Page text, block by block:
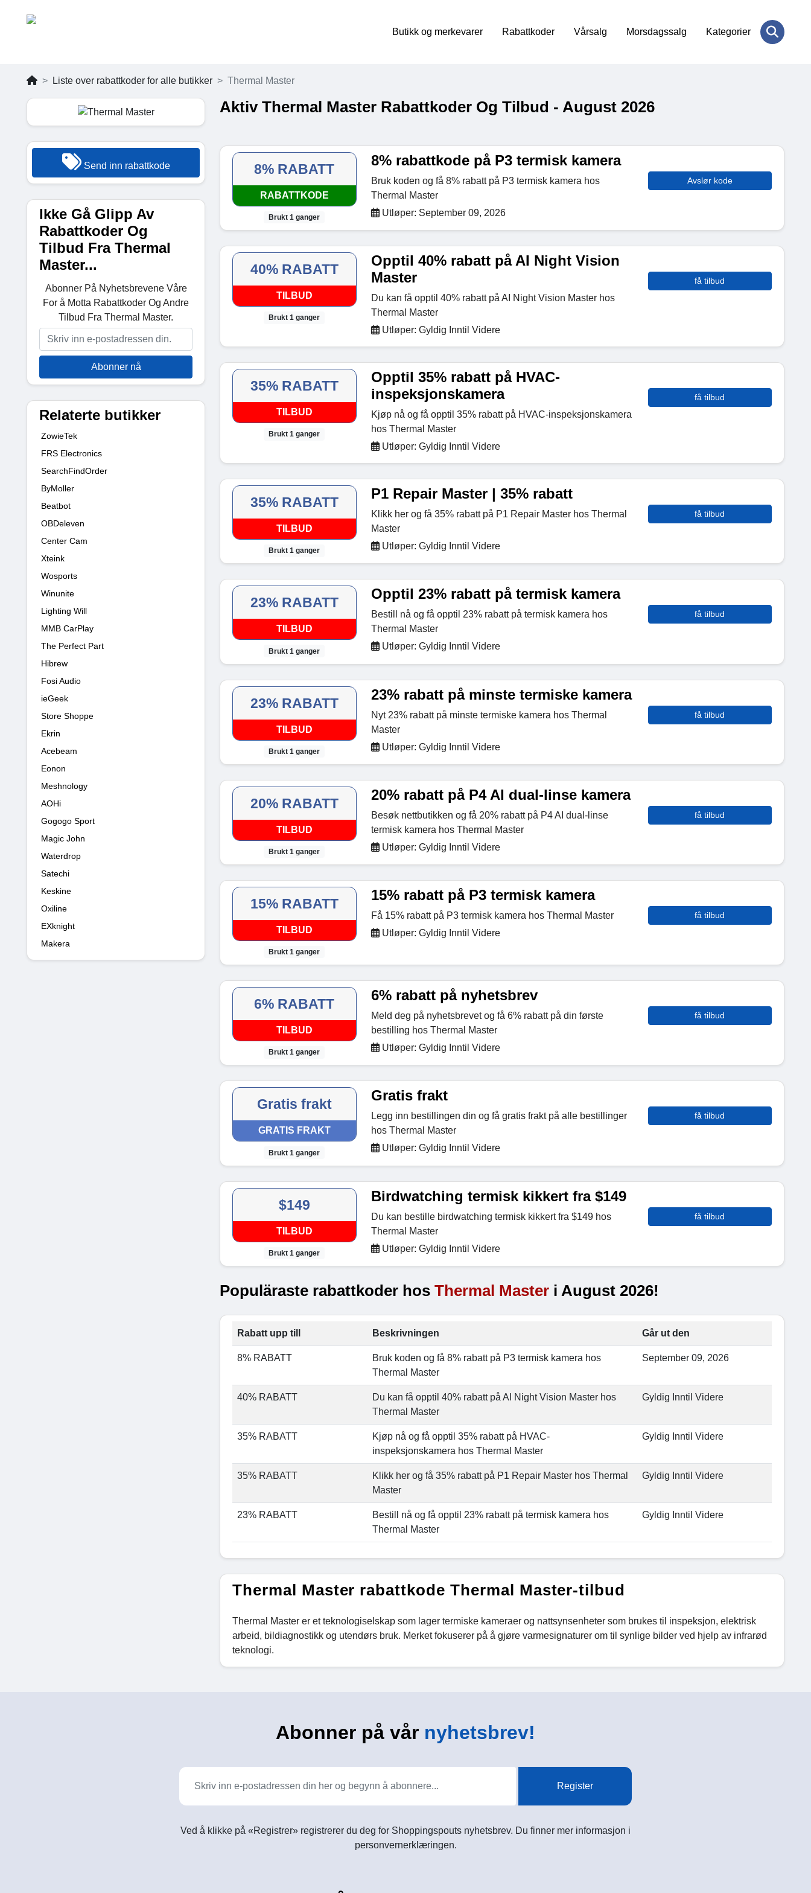
Butikk og merkevarer Rabattkoder Vårsalg Morsdagssalg Kategorier
Liste over rabattkoder for alle butikker Thermal Master
Send inn rabattkode
Ikke Gå Glipp Av
Rabattkoder Og
Tilbud Fra Thermal
Master...
Abonner På Nyhetsbrevene Våre
For å Motta Rabattkoder Og Andre
Tilbud Fra Thermal Master.
Abonner nå
Relaterte butikker
ZowieTek
FRS Electronics
SearchFindOrder
ByMoller
Beatbot
OBDeleven
Center Cam
Xteink
Wosports
Winunite
Lighting Will
MMB CarPlay
The Perfect Part
Hibrew
Fosi Audio
ieGeek
Store Shoppe
Ekrin
Acebeam
Eonon
Meshnology
AOHi
Gogogo Sport
Magic John
Waterdrop
Satechi
Keskine
Oxiline
EXknight
Makera
Aktiv Thermal Master Rabattkoder Og Tilbud - August 2026
8% RABATT
RABATTKODE
Brukt 1 ganger
8% rabattkode på P3 termisk kamera
Bruk koden og få 8% rabatt på P3 termisk kamera hos
Thermal Master
Utløper: September 09, 2026
Avslør kode
40% RABATT
TILBUD
Brukt 1 ganger
Opptil 40% rabatt på AI Night Vision
Master
Du kan få opptil 40% rabatt på AI Night Vision Master hos
Thermal Master
Utløper: Gyldig Inntil Videre
få tilbud
35% RABATT
TILBUD
Brukt 1 ganger
Opptil 35% rabatt på HVAC-
inspeksjonskamera
Kjøp nå og få opptil 35% rabatt på HVAC-inspeksjonskamera
hos Thermal Master
Utløper: Gyldig Inntil Videre
få tilbud
35% RABATT
TILBUD
Brukt 1 ganger
P1 Repair Master | 35% rabatt
Klikk her og få 35% rabatt på P1 Repair Master hos Thermal
Master
Utløper: Gyldig Inntil Videre
få tilbud
23% RABATT
TILBUD
Brukt 1 ganger
Opptil 23% rabatt på termisk kamera
Bestill nå og få opptil 23% rabatt på termisk kamera hos
Thermal Master
Utløper: Gyldig Inntil Videre
få tilbud
23% RABATT
TILBUD
Brukt 1 ganger
23% rabatt på minste termiske kamera
Nyt 23% rabatt på minste termiske kamera hos Thermal
Master
Utløper: Gyldig Inntil Videre
få tilbud
20% RABATT
TILBUD
Brukt 1 ganger
20% rabatt på P4 AI dual-linse kamera
Besøk nettbutikken og få 20% rabatt på P4 AI dual-linse
termisk kamera hos Thermal Master
Utløper: Gyldig Inntil Videre
få tilbud
15% RABATT
TILBUD
Brukt 1 ganger
15% rabatt på P3 termisk kamera
Få 15% rabatt på P3 termisk kamera hos Thermal Master
Utløper: Gyldig Inntil Videre
få tilbud
6% RABATT
TILBUD
Brukt 1 ganger
6% rabatt på nyhetsbrev
Meld deg på nyhetsbrevet og få 6% rabatt på din første
bestilling hos Thermal Master
Utløper: Gyldig Inntil Videre
få tilbud
Gratis frakt
GRATIS FRAKT
Brukt 1 ganger
Gratis frakt
Legg inn bestillingen din og få gratis frakt på alle bestillinger
hos Thermal Master
Utløper: Gyldig Inntil Videre
få tilbud
$149
TILBUD
Brukt 1 ganger
Birdwatching termisk kikkert fra $149
Du kan bestille birdwatching termisk kikkert fra $149 hos
Thermal Master
Utløper: Gyldig Inntil Videre
få tilbud
Populäraste rabattkoder hos Thermal Master i August 2026!
Rabatt upp till Beskrivningen Går ut den
8% RABATT
Bruk koden og få 8% rabatt på P3 termisk kamera hos
Thermal Master
September 09, 2026
40% RABATT
Du kan få opptil 40% rabatt på AI Night Vision Master hos
Thermal Master
Gyldig Inntil Videre
35% RABATT
Kjøp nå og få opptil 35% rabatt på HVAC-
inspeksjonskamera hos Thermal Master
Gyldig Inntil Videre
35% RABATT
Klikk her og få 35% rabatt på P1 Repair Master hos Thermal
Master
Gyldig Inntil Videre
23% RABATT
Bestill nå og få opptil 23% rabatt på termisk kamera hos
Thermal Master
Gyldig Inntil Videre
Thermal Master rabattkode Thermal Master-tilbud
Thermal Master er et teknologiselskap som lager termiske kameraer og nattsynsenheter som brukes til inspeksjon, elektrisk
arbeid, bildiagnostikk og utendørs bruk. Merket fokuserer på å gjøre varmesignaturer om til synlige bilder ved hjelp av infrarød
teknologi.
Abonner på vår nyhetsbrev!
Register
Ved å klikke på «Registrer» registrerer du deg for Shoppingspouts nyhetsbrev. Du finner mer informasjon i
personvernerklæringen.